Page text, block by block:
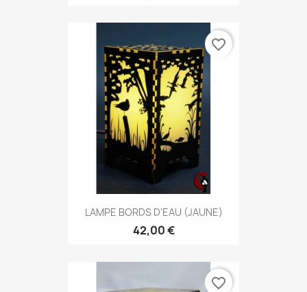
LAMPE BORDS D'EAU (JAUNE)
42,00 €
favorite_border
favorite_border